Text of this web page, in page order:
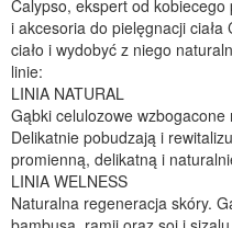
Calypso, ekspert od
i akcesoria do pielęgnacji
ciało i wydobyć z niego
linie:
LINIA NATURAL
Gąbki celulozowe wzbogacone
Delikatnie pobudzają i
promienną, delikatną i
LINIA WELNESS
Naturalna regeneracja skóry.